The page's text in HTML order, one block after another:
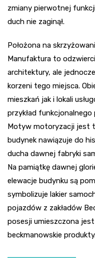
zmiany pierwotnej
duch nie zaginął.
Położona na
Manufaktura to
architektury, ale
korzeni tego miejsca.
mieszkań jak i lokali
przykład
Motyw motoryzacji jest
budynek nawiązuje do
ducha dawnej fabryki
Na pamiątkę dawnej
elewacje budynku są
symbolizuje lakier
pojazdów z zakładów
posesji umieszczona
beckmanowskie